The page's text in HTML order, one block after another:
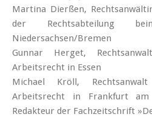
Martina Dierßen,
der Rechtsabteilung
Niedersachsen/Bremen
Gunnar Herget,
Arbeitsrecht in Essen
Michael Kröll,
Arbeitsrecht in Frankfurt
Redakteur der Fachzeitschrift